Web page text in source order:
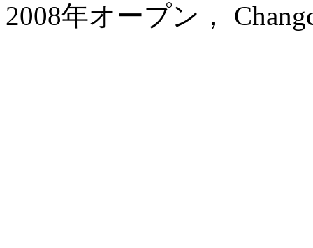
2008年オープン，